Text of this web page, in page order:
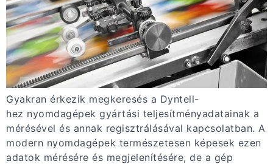
Gyakran érkezik megkeresés a Dyntell-
hez nyomdagépek gyártási teljesítményadatainak a
mérésével és annak regisztrálásával kapcsolatban. A
modern nyomdagépek természetesen képesek ezen
adatok mérésére és megjelenítésére, de a gép